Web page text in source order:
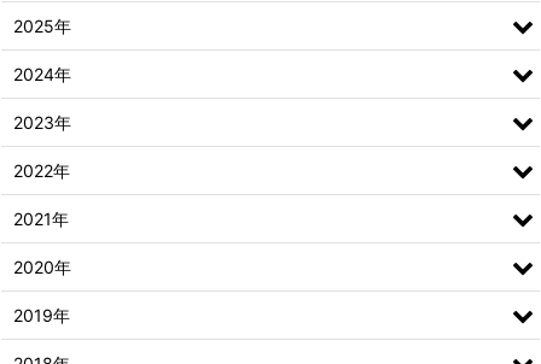
2025年
2024年
2023年
2022年
2021年
2020年
2019年